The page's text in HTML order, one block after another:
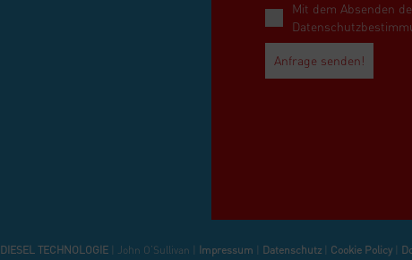
Mit dem Absenden
Anfrage senden!
DIESELTECHNOLOGIE| John O’Sullivan | Impressum Datenschutz| Cookie Policy|